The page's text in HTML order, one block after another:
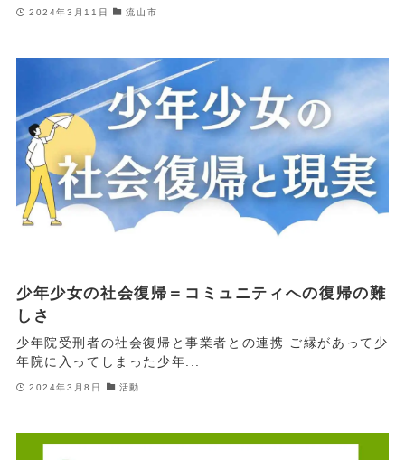
2024年3月11日 流山市
少年少女の社会復帰＝コミュニティへの復帰の難
しさ
少年院受刑者の社会復帰と事業者との連携 ご縁があって少
年院に入ってしまった少年...
2024年3月8日 活動